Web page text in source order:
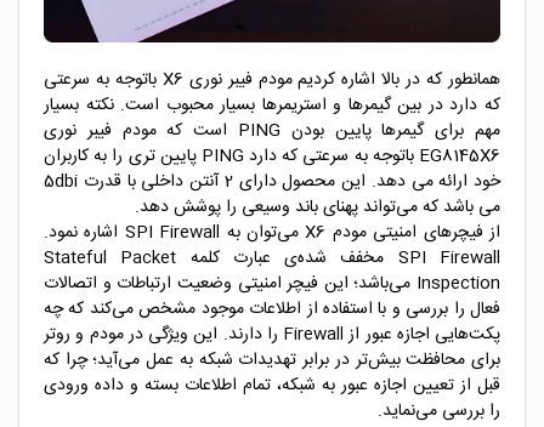
همانطور که در بالا اشاره کردیم مودم فیبر نوری X6 باتوجه به سرعتی
که دارد در بین گیمرها و استریمرها بسیار محبوب است. نکته بسیار
مهم برای گیمرها پایین بودن PING است که مودم فیبر نوری
EG8145X6 باتوجه به سرعتی که دارد PING پایین تری را به کاربران
خود ارائه می دهد. این محصول دارای 2 آنتن داخلی با قدرت 5dbi
می باشد که می‌تواند پهنای باند وسیعی را پوشش دهد.
از فیچرهای امنیتی مودم X6 می‌توان به SPI Firewall اشاره نمود.
SPI Firewall مخفف شده‌ی عبارت کلمه Stateful Packet
Inspection می‌باشد؛ این فیچر امنیتی وضعیت ارتباطات و اتصالات
فعال را بررسی و با استفاده از اطلاعات موجود مشخص می‌کند که چه
پکت‌هایی اجازه عبور از Firewall را دارند. این ویژگی در مودم و روتر
برای محافظت بیش‌تر در برابر تهدیدات شبکه به عمل می‌آید؛ چرا که
قبل از تعیین اجازه عبور به شبکه، تمام اطلاعات بسته و داده ورودی
را بررسی می‌‌نماید.